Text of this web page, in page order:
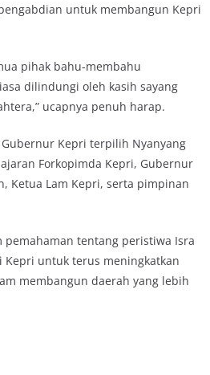
untuk membangun Kepri
pihak bahu-membahu
dilindungi oleh kasih sayang
ucapnya penuh harap.
Kepri terpilih Nyanyang
Forkopimda Kepri, Gubernur
Ketua Lam Kepri, serta pimpinan
tentang peristiwa Isra
untuk terus meningkatkan
membangun daerah yang lebih